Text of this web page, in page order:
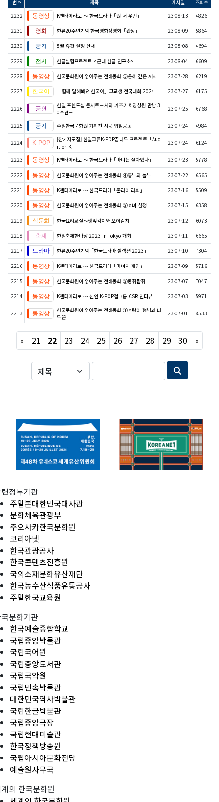
번호 제목 게시일
조회수
2232
K엔타메라보 ～ 한국드라마「원 더 우먼」 23-08-13 4826
2231 한류20주년기념 한국영화상영회「관상」 23-08-09 5864
2230 8월 휴관 일정 안내 23-08-08 4694
2229 한글실험프로젝트 <근대 한글 연구소> 23-08-04 6609
2228 한국문화원이 읽어주는 전래동화 ⑤은혜 갚은 까치 23-07-28 6219
2227 「함께 말해봐요 한국어」고교생 전국대회 2024 23-07-27 6175
2226
한일 프렌드십 콘서트－사와 카즈키＆양성원 만남 3
0주년－
23-07-25 6768
2225 주일한국문화원 기획전 시공 입찰공고 23-07-24 4984
2224
[참가자모집] 한일교류K-POP꿈나무 프로젝트「Aud
ition K」
23-07-24 6124
2223 K엔타메라보 ～ 한국드라마「마녀는 살아있다」 23-07-23 5778
2222 한국문화원이 읽어주는 전래동화 ④흥부와 놀부 23-07-22 6565
2221 K엔타메라보 ～ 한국드라마「돈라이 라희」 23-07-16 5509
2220 한국문화원이 읽어주는 전래동화 ③효녀 심청 23-07-15 6358
2219 한국요리교실〜깻잎김치와 오이김치 23-07-12 6073
2218 한일축제한마당 2023 in Tokyo 개최 23-07-11 6665
2217 한류20주년기념「한국드라마 셀렉션 2023」 23-07-10 7304
2216 K엔타메라보 ～ 한국드라마「마녀의 게임」 23-07-09 5716
2215 한국문화원이 읽어주는 전래동화 ②콩쥐팥쥐 23-07-07 7047
2214 K엔타메라보 ～ 신인 K-POP걸그룹 CSR 인터뷰 23-07-03 5971
2213
한국문화원이 읽어주는 전래동화 ①호랑이 형님과 나
무꾼
23-07-01 8533
« Previous
21 22 23 24 25 26 27 28 29 30 »Next
정부기관
주일본대한민국대사관
문화체육관광부
주오사카한국문화원
코리아넷
한국관광공사
한국콘텐츠진흥원
국외소재문화유산재단
한국농수산식품유통공사
주일한국교육원
문화기관
한국예술종합학교
국립중앙박물관
국립국어원
국립중앙도서관
국립국악원
국립민속박물관
대한민국역사박물관
국립한글박물관
국립중앙극장
국립현대미술관
한국정책방송원
국립아시아문화전당
예술원사무국
의 한국문화원